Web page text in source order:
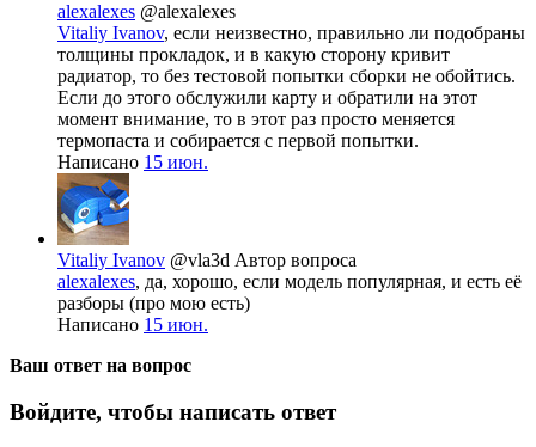
alexalexes @alexalexes
Vitaliy Ivanov, если неизвестно, правильно ли подобраны
толщины прокладок, и в какую сторону кривит
радиатор, то без тестовой попытки сборки не обойтись.
Если до этого обслужили карту и обратили на этот
момент внимание, то в этот раз просто меняется
термопаста и собирается с первой попытки.
Написано 15 июн.
Vitaliy Ivanov @vla3d Автор вопроса
alexalexes, да, хорошо, если модель популярная, и есть её
разборы (про мою есть)
Написано 15 июн.
Ваш ответ на вопрос
Войдите, чтобы написать ответ